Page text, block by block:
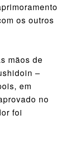
os outros
mãos de
–
em
no
foi